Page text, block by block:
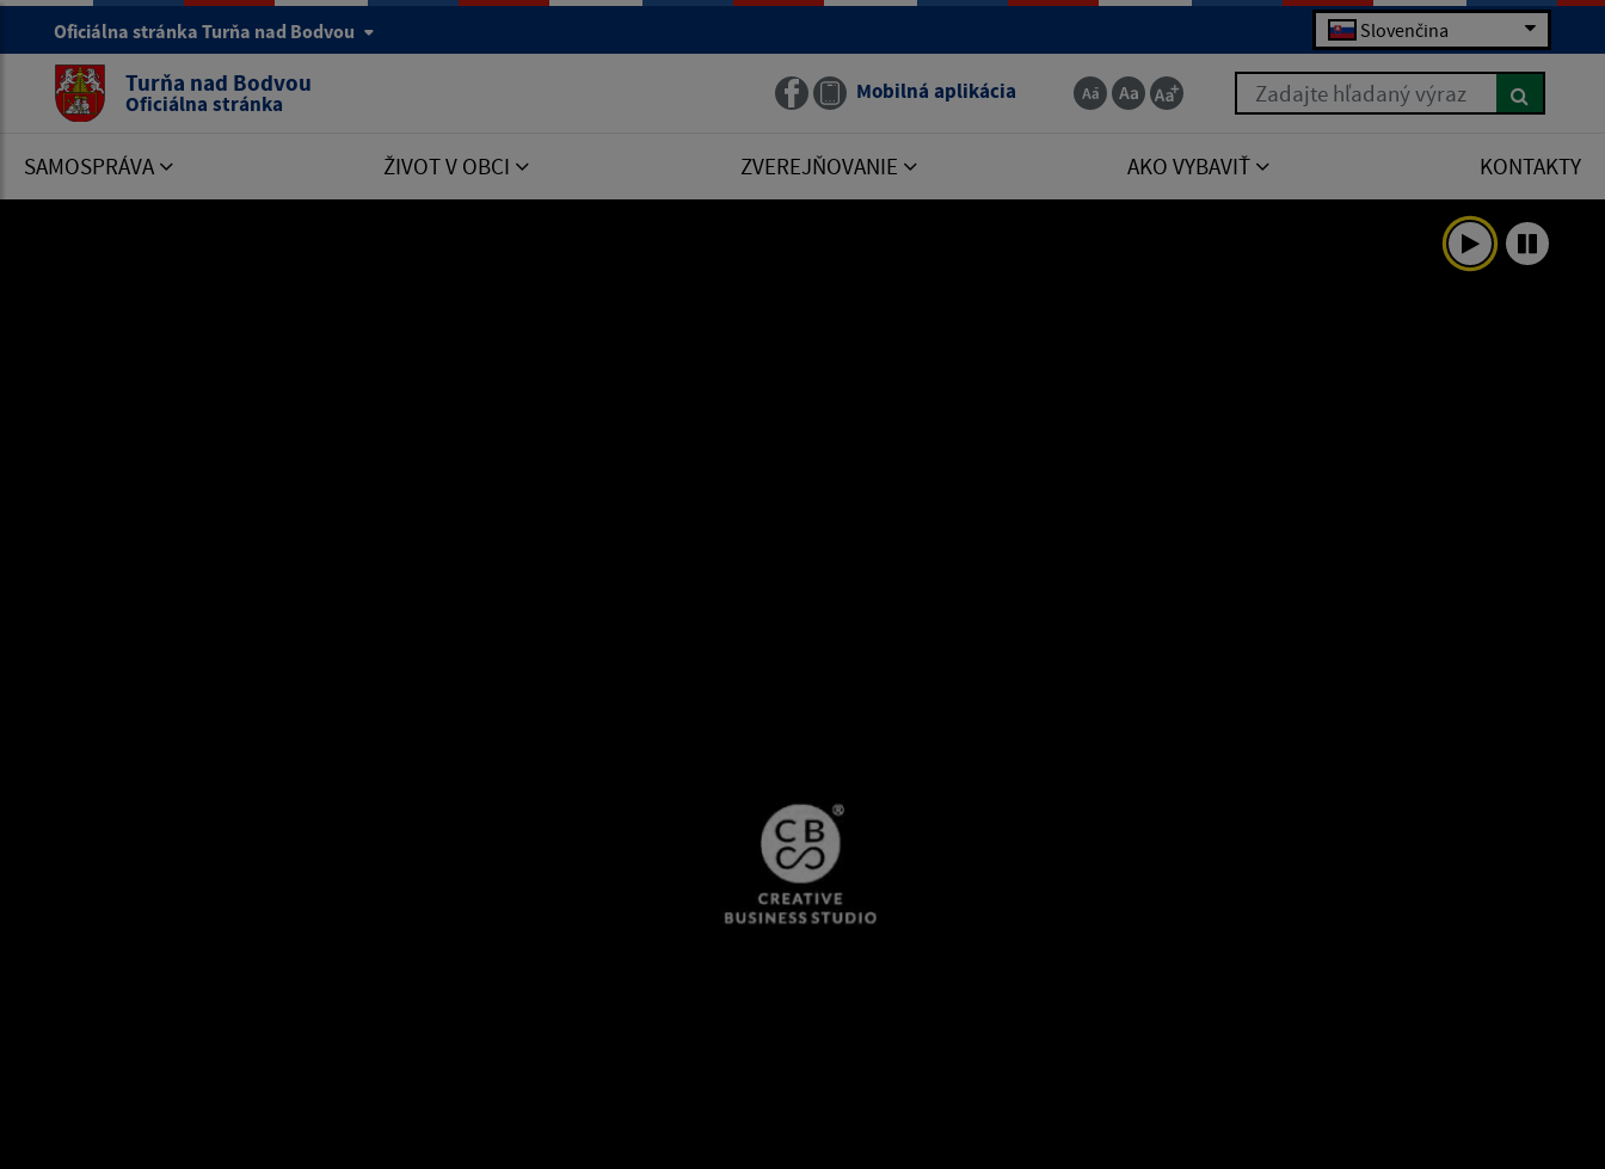
Oficiálna stránka Turňa nad Bodvou Slovenčina
Turňa nad Bodvou
Oficiálna stránka Mobilná aplikácia Zadajte hľadaný výraz
SAMOSPRÁVA ŽIVOT V OBCI ZVEREJŇOVANIE AKO VYBAVIŤ KONTAKTY